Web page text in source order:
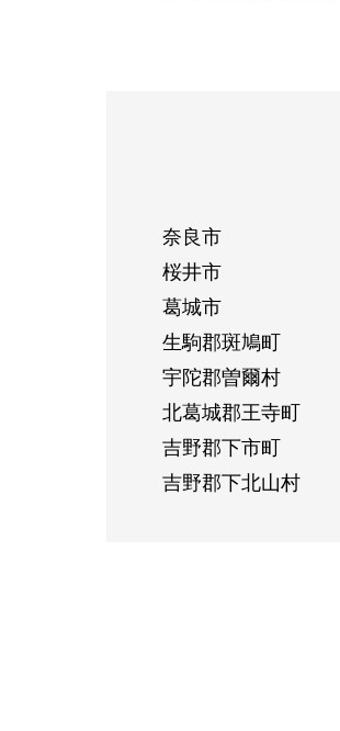
奈良市
桜井市
葛城市
生駒郡斑鳩町
宇陀郡曽爾村
北葛城郡王寺町
吉野郡下市町
吉野郡下北山村